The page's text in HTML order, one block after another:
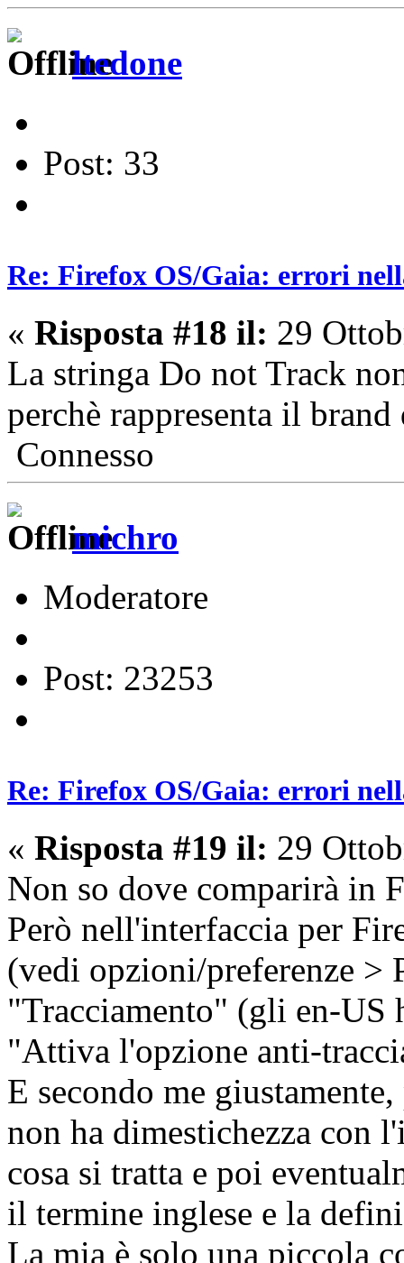
ltedone
Post: 33
Re: Firefox OS/Gaia: errori
« Risposta #18 il: 29
La stringa Do not Track
perchè rappresenta il
Connesso
michro
Moderatore
Post: 23253
Re: Firefox OS/Gaia: errori
« Risposta #19 il: 29
Non so dove comparirà in
Però nell'interfaccia per
(vedi opzioni/preferenze >
"Tracciamento" (gli en-US
"Attiva l'opzione anti-
E secondo me
non ha dimestichezza con
cosa si tratta e poi
il termine inglese e la
La mia è solo una piccola